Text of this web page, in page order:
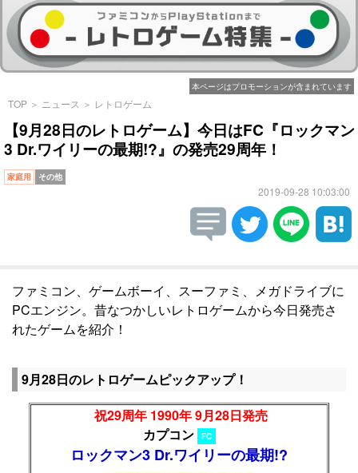
本ページはプロモーションが含まれています
TOP ＞ ニュース ＞ レトロゲーム
【9月28日のレトロゲーム】今日はFC『ロックマン
3 Dr.ワイリーの最期!?』の発売29周年！
家庭用 その他
2019-09-28 10:03:00
ファミコン、ゲームボーイ、スーファミ、メガドライブに
PCエンジン。昔なつかしいレトロゲームから今日発売さ
れたゲームを紹介！
9月28日のレトロゲームピックアップ！
祝29周年 1990年 9月28日発売
カプコン
FC
ロックマン3 Dr.ワイリーの最期!?